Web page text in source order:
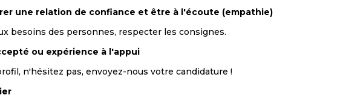
une relation de confiance et être à l'écoute (empathie)
besoins des personnes, respecter les consignes.
ou expérience à l'appui
n'hésitez pas, envoyez-nous votre candidature !